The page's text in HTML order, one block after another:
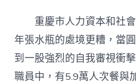
重慶市人力資本和社
年張水瓶的處境更糟，當
到一股強烈的自我審視衝
職員中，有5.9萬人次餐與